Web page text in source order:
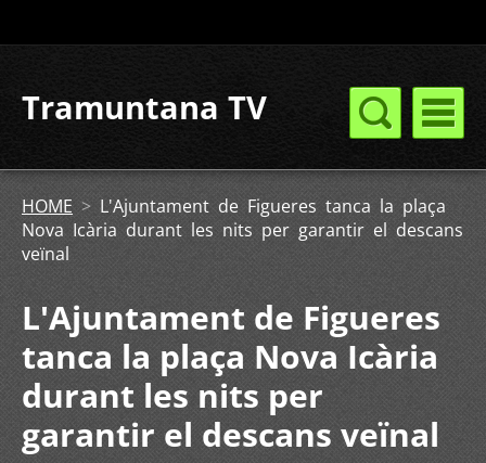
Tramuntana TV
HOME > L'Ajuntament de Figueres tanca la plaça
Nova Icària durant les nits per garantir el descans
veïnal
L'Ajuntament de Figueres
tanca la plaça Nova Icària
durant les nits per
garantir el descans veïnal